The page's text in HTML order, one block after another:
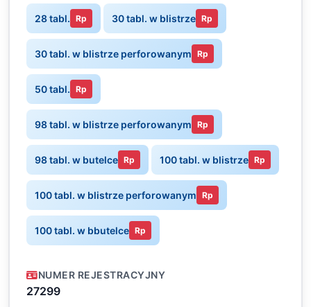
28 tabl. Rp 30 tabl. w blistrze Rp
30 tabl. w blistrze perforowanym Rp
50 tabl. Rp
98 tabl. w blistrze perforowanym Rp
98 tabl. w butelce Rp 100 tabl. w blistrze Rp
100 tabl. w blistrze perforowanym Rp
100 tabl. w bbutelce Rp
NUMER REJESTRACYJNY
27299